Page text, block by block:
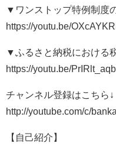
▼ワンストップ特例制度
https://youtu.be/
▼ふるさと納税における
https://youtu.be/
チャンネル登録はこちら↓
http://youtube.com/c/
【自己紹介】